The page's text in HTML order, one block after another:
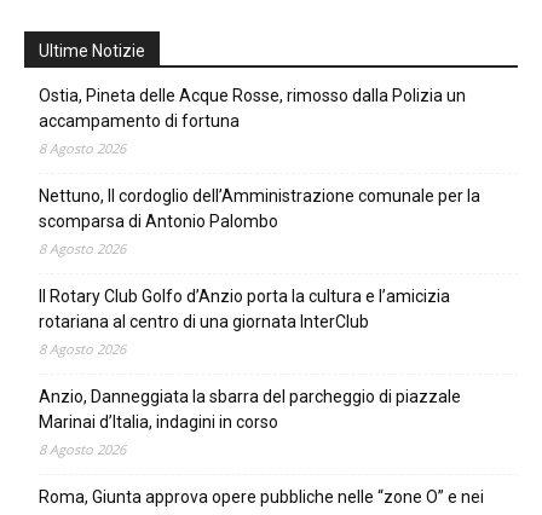
Ultime Notizie
Ostia, Pineta delle Acque Rosse, rimosso dalla Polizia un
accampamento di fortuna
8 Agosto 2026
Nettuno, Il cordoglio dell’Amministrazione comunale per la
scomparsa di Antonio Palombo
8 Agosto 2026
Il Rotary Club Golfo d’Anzio porta la cultura e l’amicizia
rotariana al centro di una giornata InterClub
8 Agosto 2026
Anzio, Danneggiata la sbarra del parcheggio di piazzale
Marinai d’Italia, indagini in corso
8 Agosto 2026
Roma, Giunta approva opere pubbliche nelle “zone O” e nei